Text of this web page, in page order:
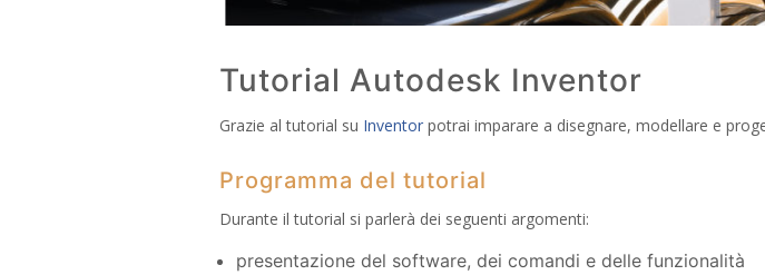
Tutorial Autodesk Inventor
Grazie al tutorial su Inventor potrai imparare a disegnare, modellare e
Programma del tutorial
Durante il tutorial si parlerà dei seguenti argomenti:
presentazione del software, dei comandi e delle funzionalità